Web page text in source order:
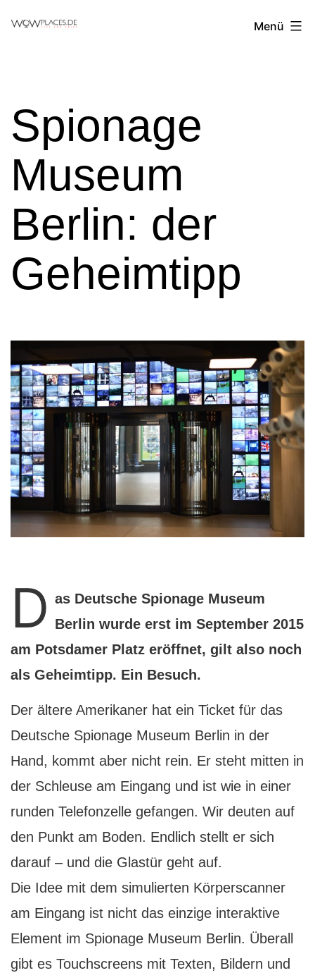
Reiseblog
Menü
Spionage
Museum
Berlin: der
Geheimtipp
D as Deutsche Spionage Museum
Berlin wurde erst im September 2015
am Potsdamer Platz eröffnet, gilt also noch
als Geheimtipp. Ein Besuch.
Der ältere Amerikaner hat ein Ticket für das
Deutsche Spionage Museum Berlin in der
Hand, kommt aber nicht rein. Er steht mitten in
der Schleuse am Eingang und ist wie in einer
runden Telefonzelle gefangen. Wir deuten auf
den Punkt am Boden. Endlich stellt er sich
darauf – und die Glastür geht auf.
Die Idee mit dem simulierten Körperscanner
am Eingang ist nicht das einzige interaktive
Element im Spionage Museum Berlin. Überall
gibt es Touchscreens mit Texten, Bildern und